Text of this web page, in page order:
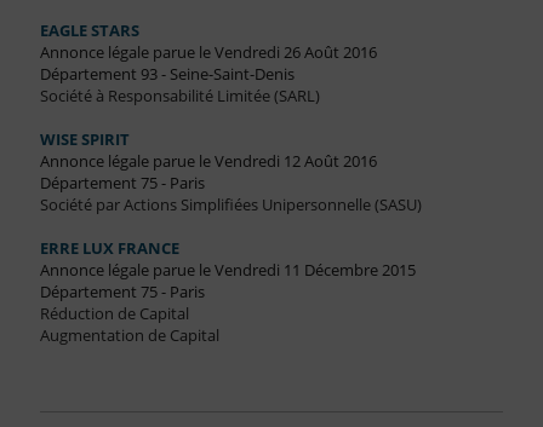
EAGLE STARS
Annonce légale parue le Vendredi 26 Août 2016
Département 93 - Seine-Saint-Denis
Société à Responsabilité Limitée (SARL)
WISE SPIRIT
Annonce légale parue le Vendredi 12 Août 2016
Département 75 - Paris
Société par Actions Simplifiées Unipersonnelle (SASU)
ERRE LUX FRANCE
Annonce légale parue le Vendredi 11 Décembre 2015
Département 75 - Paris
Réduction de Capital
Augmentation de Capital